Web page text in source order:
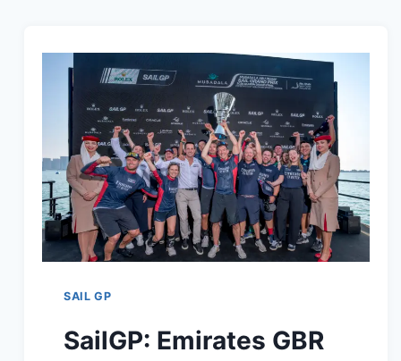
EMIRATES
DER
TITELVERTEIDIGER
FEIERT
EINEN
SENSATIONELLEN
SIEG
SAIL GP
SailGP: Emirates GBR